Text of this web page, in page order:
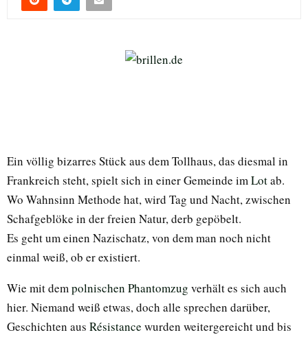
Ein völlig bizarres Stück aus dem Tollhaus, das diesmal in
Frankreich steht, spielt sich in einer Gemeinde imLotab.
Wo Wahnsinn Methode hat, wird Tag und Nacht, zwischen
Schafgeblöke in der freien Natur, derb gepöbelt.
Es geht um einen Nazischatz, von dem man noch nicht
einmal weiß, ob er existiert.
Wie mit dempolnischen Phantomzug verhält es sich auch
hier. Niemand weiß etwas, doch alle sprechen darüber,
Geschichten aus Résistance wurden weitergereicht und bis